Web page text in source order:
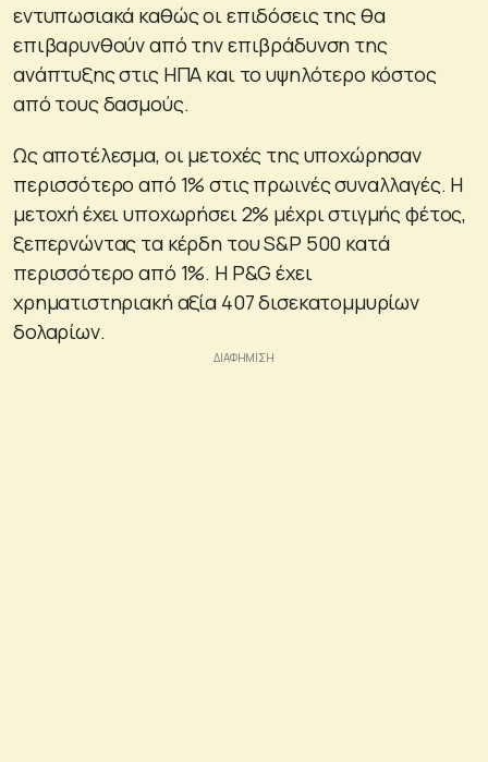
εντυπωσιακά καθώς οι επιδόσεις της θα
επιβαρυνθούν από την επιβράδυνση της
ανάπτυξης στις ΗΠΑ και το υψηλότερο κόστος
από τους δασμούς.
Ως αποτέλεσμα, οι μετοχές της υποχώρησαν
περισσότερο από 1% στις πρωινές συναλλαγές. Η
μετοχή έχει υποχωρήσει 2% μέχρι στιγμής φέτος,
ξεπερνώντας τα κέρδη του S&P 500 κατά
περισσότερο από 1%. Η P&G έχει
χρηματιστηριακή αξία 407 δισεκατομμυρίων
δολαρίων.